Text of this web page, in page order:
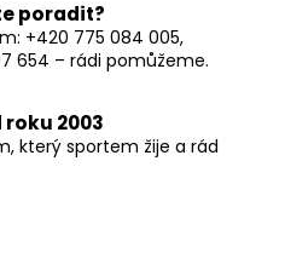
poradit?
+420 775 084 005,
654 – rádi pomůžeme.
2003
který sportem žije a rád